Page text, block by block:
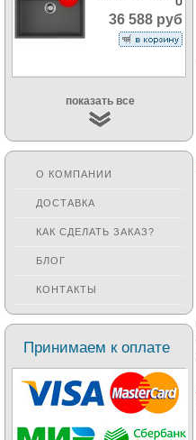
36 588 руб
показать все
О КОМПАНИИ
ДОСТАВКА
КАК СДЕЛАТЬ ЗАКАЗ?
БЛОГ
КОНТАКТЫ
Принимаем к оплате